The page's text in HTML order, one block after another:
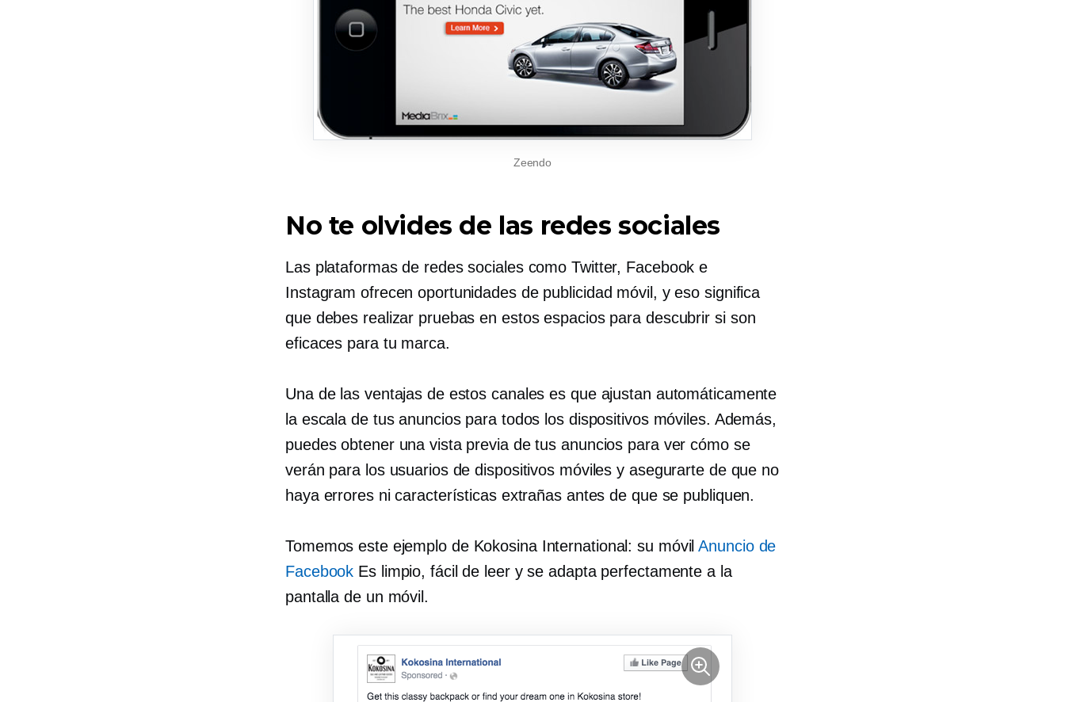
Zeendo
No te olvides de las redes sociales
Las plataformas de redes sociales como Twitter, Facebook e
Instagram ofrecen oportunidades de publicidad móvil, y eso significa
que debes realizar pruebas en estos espacios para descubrir si son
eficaces para tu marca.
Una de las ventajas de estos canales es que ajustan automáticamente
la escala de tus anuncios para todos los dispositivos móviles. Además,
puedes obtener una vista previa de tus anuncios para ver cómo se
verán para los usuarios de dispositivos móviles y asegurarte de que no
haya errores ni características extrañas antes de que se publiquen.
Tomemos este ejemplo de Kokosina International: su móvilAnuncio de
Facebook Es limpio, fácil de leer y se adapta perfectamente a la
pantalla de un móvil.